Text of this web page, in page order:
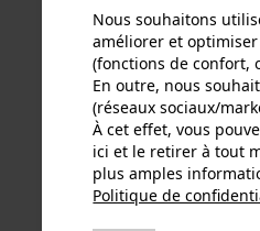
Nous souhaitons
améliorer et
(fonctions de confort,
En outre, nous
(réseaux sociaux/
À cet effet, vous
ici et le retirer à tout
plus amples
Politique de
Une erreur s'est
partager